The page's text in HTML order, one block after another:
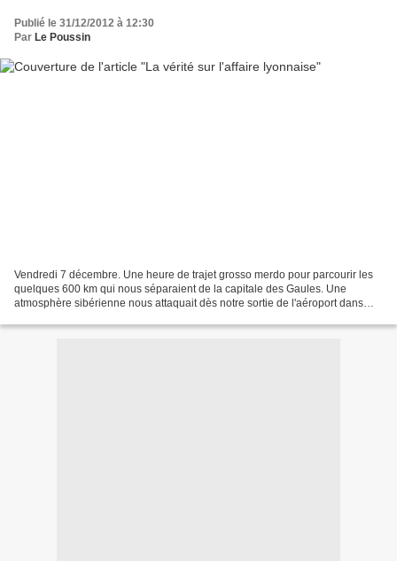
Publié le 31/12/2012 à 12:30
Par Le Poussin
Vendredi 7 décembre. Une heure de trajet grosso merdo pour parcourir les
quelques 600 km qui nous séparaient de la capitale des Gaules. Une
atmosphère sibérienne nous attaquait dès notre sortie de l'aéroport dans